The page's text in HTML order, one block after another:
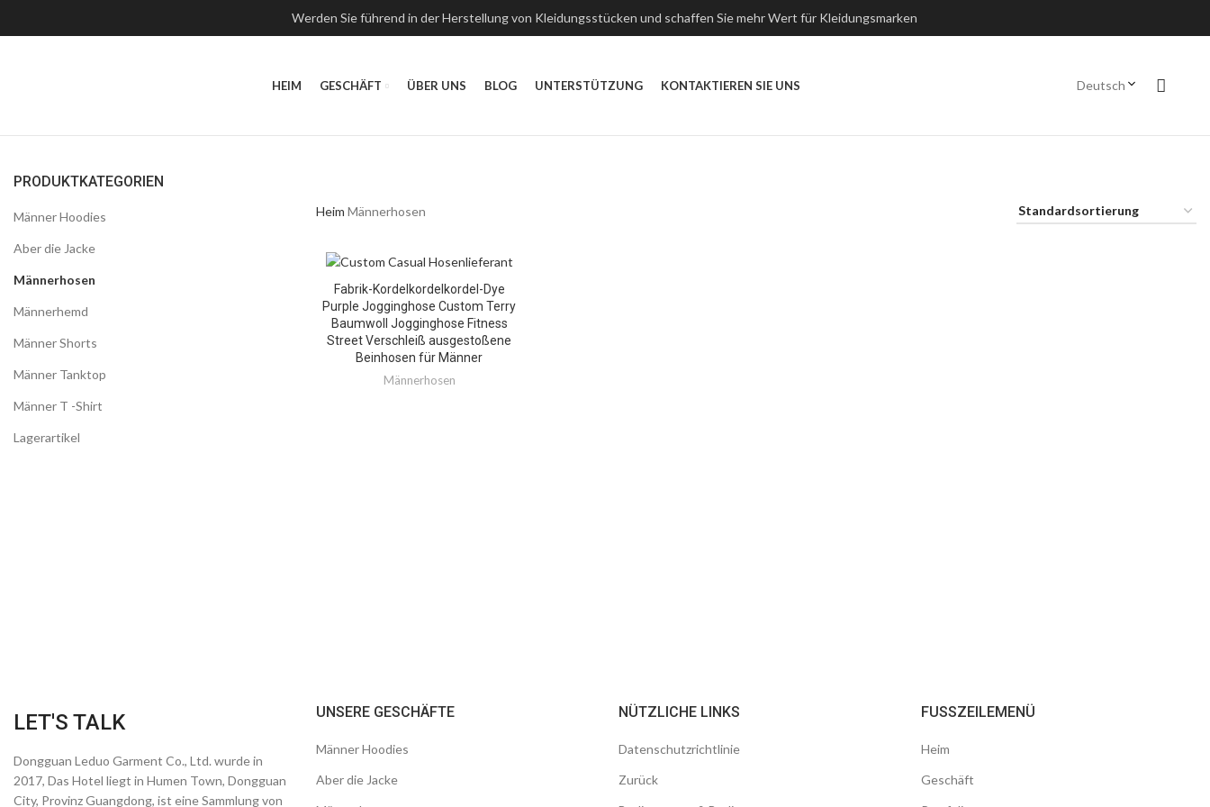
Werden Sie führend in der Herstellung von Kleidungsstücken und schaffen Sie mehr Wert für Kleidungsmarken
HEIM GESCHÄFT ÜBER UNS BLOG UNTERSTÜTZUNG KONTAKTIEREN SIE UNS Deutsch
PRODUKTKATEGORIEN
Männer Hoodies
Aber die Jacke
Männerhosen
Männerhemd
Männer Shorts
Männer Tanktop
Männer T -Shirt
Lagerartikel
Heim Männerhosen
Fabrik-Kordelkordelkordel-Dye
Purple Jogginghose Custom Terry
Baumwoll Jogginghose Fitness
Street Verschleiß ausgestoßene
Beinhosen für Männer
Männerhosen
LET'S TALK
Dongguan Leduo Garment Co., Ltd. wurde in
2017, Das Hotel liegt in Humen Town, Dongguan
City, Provinz Guangdong, ist eine Sammlung von
UNSERE GESCHÄFTE
Männer Hoodies
Aber die Jacke
NÜTZLICHE LINKS
Datenschutzrichtlinie
Zurück
FUSSZEILEMENÜ
Heim
Geschäft